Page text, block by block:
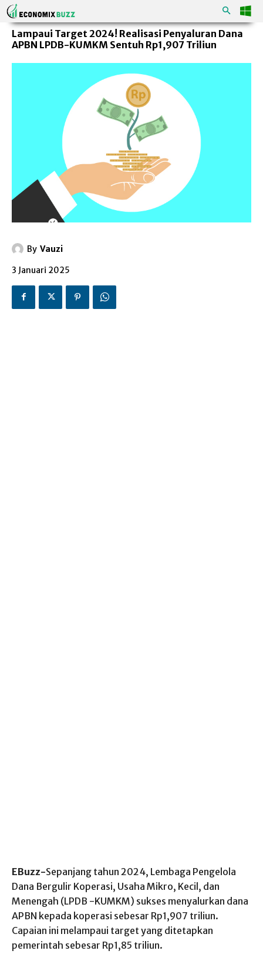
Lampaui Target 2024! Realisasi Penyaluran Dana
APBN LPDB-KUMKM Sentuh Rp1,907 Triliun
By Vauzi
3 Januari 2025
EBuzz-Sepanjang tahun 2024, Lembaga Pengelola
Dana Bergulir Koperasi, Usaha Mikro, Kecil, dan
Menengah (LPDB -KUMKM) sukses menyalurkan dana
APBN kepada koperasi sebesar Rp1,907 triliun.
Capaian ini melampaui target yang ditetapkan
pemerintah sebesar Rp1,85 triliun.